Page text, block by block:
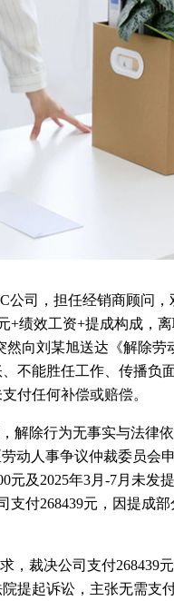
公司，担任经销商顾问
+绩效工资+提成构成，
然向刘某旭送达《解除劳
不能胜任工作、传播负
付任何补偿或赔偿。
解除行为无事实与法律依
动人事争议仲裁委员会
元及2025年3月-7月未发
支付268439元，因提成
，裁决公司支付268439
提起诉讼，主张无需支